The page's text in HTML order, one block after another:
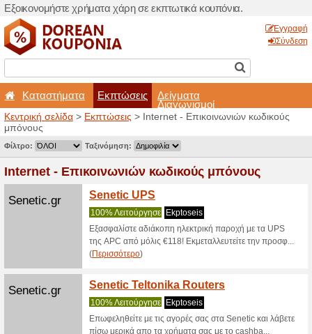
Εξοικονομήστε χρήματα
Καταστήματα
Κεντρική σελίδα>
μπόνους